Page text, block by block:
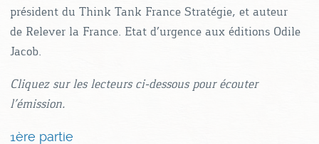
président du Think Tank France Stratégie, et auteur
de Relever la France. Etat d’urgence aux éditions Odile
Jacob.
Cliquez sur les lecteurs ci-dessous pour écouter
l’émission.
1ère partie